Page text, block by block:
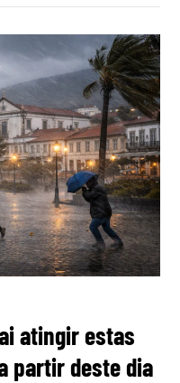
atingir estas
partir deste dia